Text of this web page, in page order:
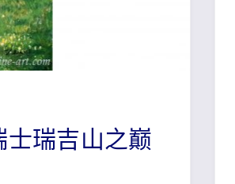
士瑞吉山之巅